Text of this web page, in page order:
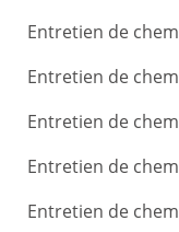
Entretien de
Entretien de
Entretien de
Entretien de
Entretien de